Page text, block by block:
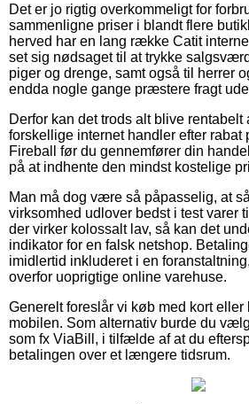
Det er jo rigtig overkommeligt for
sammenligne priser i blandt flere
herved har en lang række Catit
set sig nødsaget til at trykke
piger og drenge, samt også til herrer
endda nogle gange præstere fragt
Derfor kan det trods alt blive
forskellige internet handler efter rabat
Fireball før du gennemfører din
på at indhente den mindst kostelige
Man må dog være så påpasselig, at
virksomhed udlover bedst i test varer
der virker kolossalt lav, så kan det
indikator for en falsk netshop.
imidlertid inkluderet i en
overfor uoprigtige online varehuse.
Generelt foreslår vi køb med kort eller
mobilen. Som alternativ burde du
som fx ViaBill, i tilfælde af at du
betalingen over et længere tidsrum.